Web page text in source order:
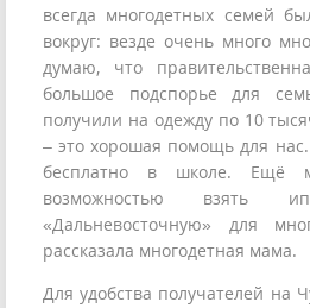
всегда многодетных семей
вокруг: везде очень много
думаю, что
большое подспорье для
получили на одежду по 10
– это хорошая помощь для
бесплатно в школе. Ещё
возможностью взять
«Дальневосточную» для
рассказала многодетная мама.
Для удобства получателей на